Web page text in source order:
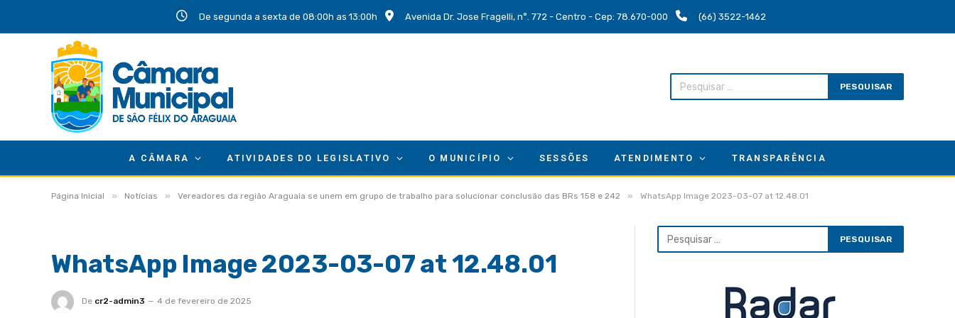
De segunda a sexta de 08:00h as 13:00h Avenida Dr. Jose Fragelli, n°. 772 - Centro - Cep: 78.670-000 (66) 3522-1462
A CÂMARA ATIVIDADES DO LEGISLATIVO O MUNICÍPIO SESSÕES ATENDIMENTO TRANSPARÊNCIA
Página Inicial » Notícias » Vereadores da região Araguaia se unem em grupo de trabalho para solucionar conclusão das BRs 158 e 242 » WhatsApp Image 2023-03-07 at 12.48.01
WhatsApp Image 2023-03-07 at 12.48.01
De cr2-admin3 4 de fevereiro de 2025